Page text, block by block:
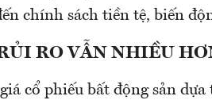
chính sách tiền tệ, biến
RO VẪN NHIỀU
cổ phiếu bất động sản